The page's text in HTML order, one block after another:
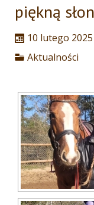
piękną
10 lutego 2025
Aktualności